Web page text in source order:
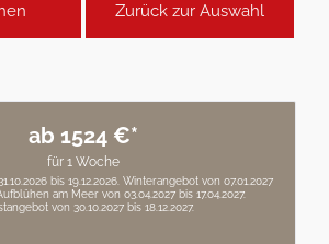
Zurück zur Auswahl
ab 1524 €*
für 1 Woche
bis 19.12.2026. Winterangebot von 07.01.2027
am Meer von 03.04.2027 bis 17.04.2027.
von 30.10.2027 bis 18.12.2027.